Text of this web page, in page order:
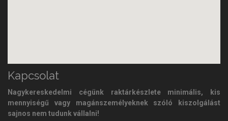
Kapcsolat
Nagykereskedelmi cégünk raktárkészlete minimális, kis
mennyiségű vagy magánszemélyeknek szóló kiszolgálást
sajnos nem tudunk vállalni!